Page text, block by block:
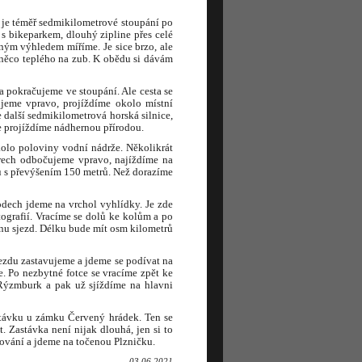
téměř sedmikilometrové stoupání po
bikeparkem, dlouhý zipline přes celé
výhledem míříme. Je sice brzo, ale
teplého na zub. K obědu si dávám
ve stoupání. Ale cesta se
vpravo, projíždíme okolo místní
sedmikilometrová horská silnice,
projíždíme nádhernou přírodou.
poloviny vodní nádrže. Několikrát
odbočujeme vpravo, najíždíme na
převýšením 150 metrů. Než dorazíme
jdeme na vrchol vyhlídky. Je zde
Vracíme se dolů ke kolům a po
sjezd. Délku bude mít osm kilometrů
zastavujeme a jdeme se podívat na
nezbytné fotce se vracíme zpět ke
a pak už sjíždíme na hlavni
u zámku Červený hrádek. Ten se
Zastávka není nijak dlouhá, jen si to
a jdeme na točenou Plzničku.